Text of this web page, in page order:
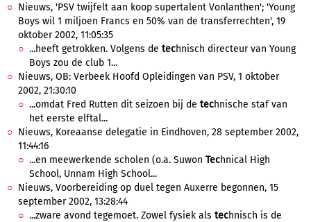
Nieuws, 'PSV twijfelt aan koop supertalent Vonlanthen'; 'Young
Boys wil 1 miljoen Francs en 50% van de transferrechten', 19
oktober 2002, 11:05:35
...heeft getrokken. Volgens de technisch directeur van Young
Boys zou de club 1...
Nieuws, OB: Verbeek Hoofd Opleidingen van PSV, 1 oktober
2002, 21:30:10
...omdat Fred Rutten dit seizoen bij de technische staf van
het eerste elftal...
Nieuws, Koreaanse delegatie in Eindhoven, 28 september 2002,
11:44:16
...en meewerkende scholen (o.a. Suwon Technical High
School, Unnam High School...
Nieuws, Voorbereiding op duel tegen Auxerre begonnen, 15
september 2002, 13:28:44
...zware avond tegemoet. Zowel fysiek als technisch is de